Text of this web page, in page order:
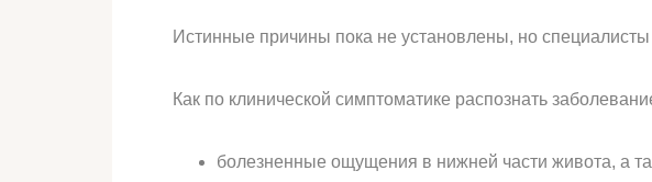
Истинные причины пока не установлены, но
Как по клинической симптоматике распознать
болезненные ощущения в нижней части живота, а